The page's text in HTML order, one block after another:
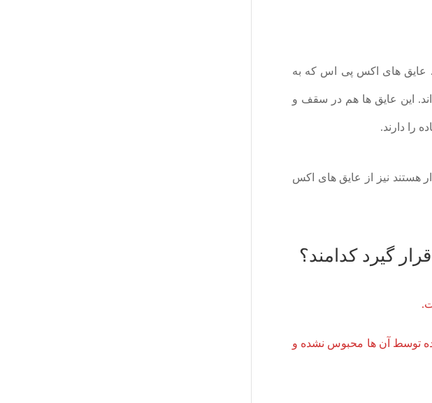
عایق های اکس پی اس که به
این عایق ها هم در سقف و
را دارند.
هستند نیز از عایق های اکس
گیرد کدامند؟
توسط آن ها محبوس نشده و